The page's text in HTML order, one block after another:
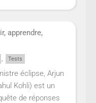
apprendre,
, Tests
éclipse, Arjun
Kohli) est un
de réponses